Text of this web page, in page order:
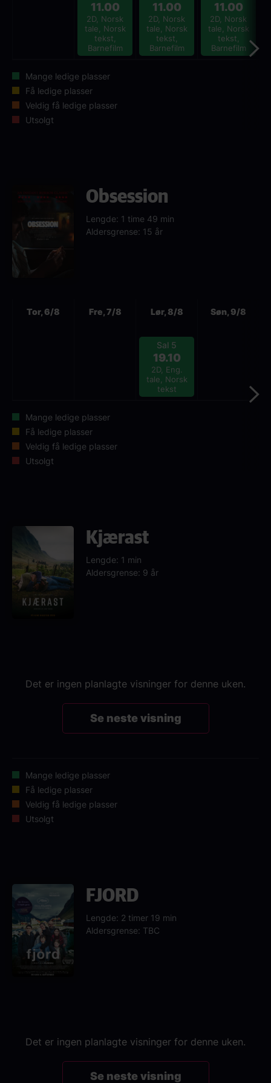
11.00
2D, Norsk
tale, Norsk
tekst,
Barnefilm
11.00
2D, Norsk
tale, Norsk
tekst,
Barnefilm
11.00
2D, Norsk
tale, Norsk
tekst,
Barnefilm
Mange ledige plasser
Få ledige plasser
Veldig få ledige plasser
Utsolgt
Obsession
Lengde: 1 time 49 min
Aldersgrense: 15 år
Tor, 6/8 Fre, 7/8 Lør, 8/8
Sal 5
19.10
2D, Eng.
tale, Norsk
tekst
Søn, 9/8
Mange ledige plasser
Få ledige plasser
Veldig få ledige plasser
Utsolgt
Kjærast
Lengde: 1 min
Aldersgrense: 9 år
Det er ingen planlagte visninger for denne uken.
Se neste visning
Mange ledige plasser
Få ledige plasser
Veldig få ledige plasser
Utsolgt
FJORD
Lengde: 2 timer 19 min
Aldersgrense: TBC
Det er ingen planlagte visninger for denne uken.
Se neste visning